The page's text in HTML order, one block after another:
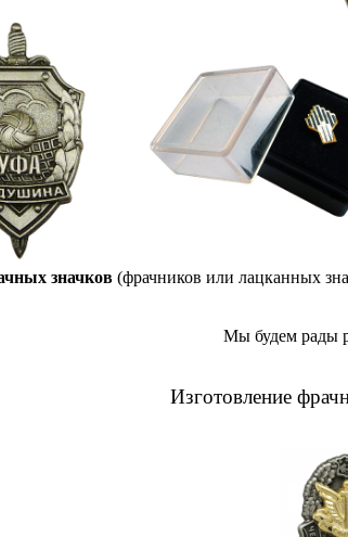
значков (фрачников или лацканных
Мы будем рады
Изготовление